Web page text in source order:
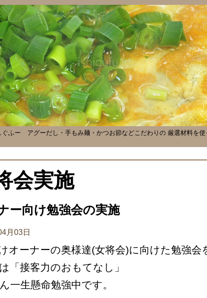
ぐふー アグーだし・手もみ麺・かつお節などこだわりの 厳選材料を
会実施
ー向け勉強会の実施
月03日
オーナーの奥様達(女将会)に向けた勉強会
「接客力のおもてなし」
一生懸命勉強中です。